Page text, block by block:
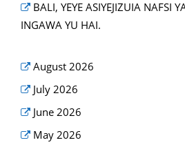
BALI, YEYE ASIYEJIZUIA NAFSI
INGAWA YU HAI.
August 2026
July 2026
June 2026
May 2026